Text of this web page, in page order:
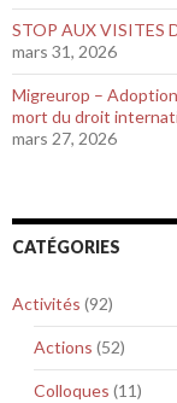
STOP AUX VISITES
mars 31, 2026
Migreurop –
mort du droit
mars 27, 2026
CATÉGORIES
Activités (92)
Actions (52)
Colloques (11)